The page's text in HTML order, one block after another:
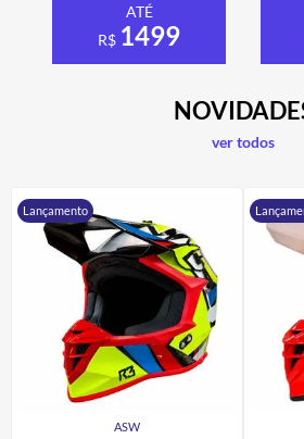
ATÉ
R$ 1499
ver todos
Lançamento
ASW